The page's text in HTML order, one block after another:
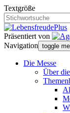
Textgröße
Präsentiert von
Navigation toggle
Die Messe
Über